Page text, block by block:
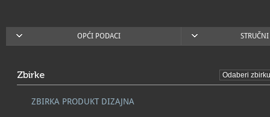
OPĆI PODACI
Zbirke
ZBIRKA PRODUKT DIZAJNA